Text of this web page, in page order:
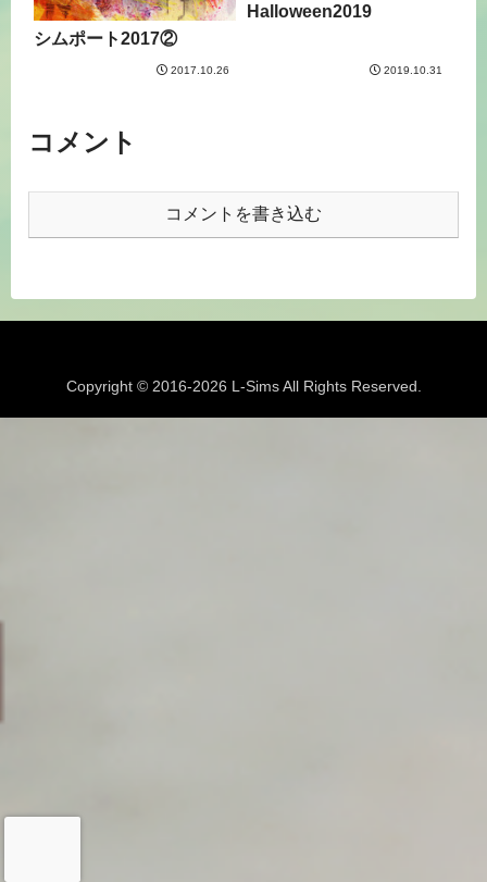
シムポート2017②
2017.10.26
Halloween2019
2019.10.31
コメント
コメントを書き込む
Copyright © 2016-2026 L-Sims All Rights Reserved.